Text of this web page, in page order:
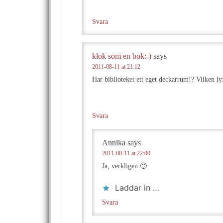
Svara
klok som en bok:-) says
2011-08-11 at 21:12
Har biblioteket ett eget deckarrum!? Vilken
Svara
Annika says
2011-08-11 at 22:00
Ja, verkligen 🙂
Laddar in …
Svara